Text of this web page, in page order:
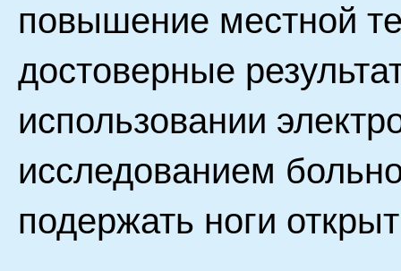
повышение местной
достоверные
использовании
исследованием
подержать ноги